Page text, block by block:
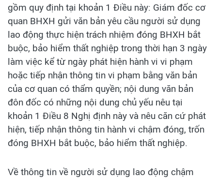
gồm quy định tại khoản 1 Điều này: Giám đốc cơ
quan BHXH gửi văn bản yêu cầu người sử dụng
lao động thực hiện trách nhiệm đóng BHXH bắt
buộc, bảo hiểm thất nghiệp trong thời hạn 3 ngày
làm việc kể từ ngày phát hiện hành vi vi phạm
hoặc tiếp nhận thông tin vi phạm bằng văn bản
của cơ quan có thẩm quyền; nội dung văn bản
đôn đốc có những nội dung chủ yếu nêu tại
khoản 1 Điều 8 Nghị định này và nêu căn cứ phát
hiện, tiếp nhận thông tin hành vi chậm đóng, trốn
đóng BHXH bắt buộc, bảo hiểm thất nghiệp.
Về thông tin về người sử dụng lao động chậm